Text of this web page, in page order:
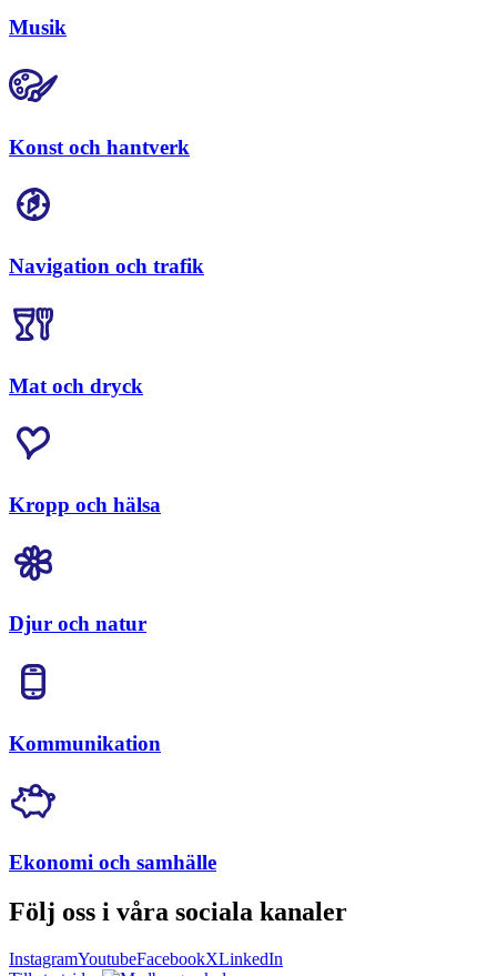
Musik
Konst och hantverk
Navigation och trafik
Mat och dryck
Kropp och hälsa
Djur och natur
Kommunikation
Ekonomi och samhälle
Följ oss i våra sociala kanaler
InstagramYoutubeFacebookXLinkedIn